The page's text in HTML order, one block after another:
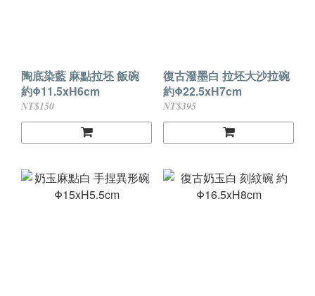
陶底染藍 麻點拉坯 飯碗
約Φ11.5xH6cm
NT$150
復古潑墨白 拉坯大沙拉碗
約Φ22.5xH7cm
NT$395